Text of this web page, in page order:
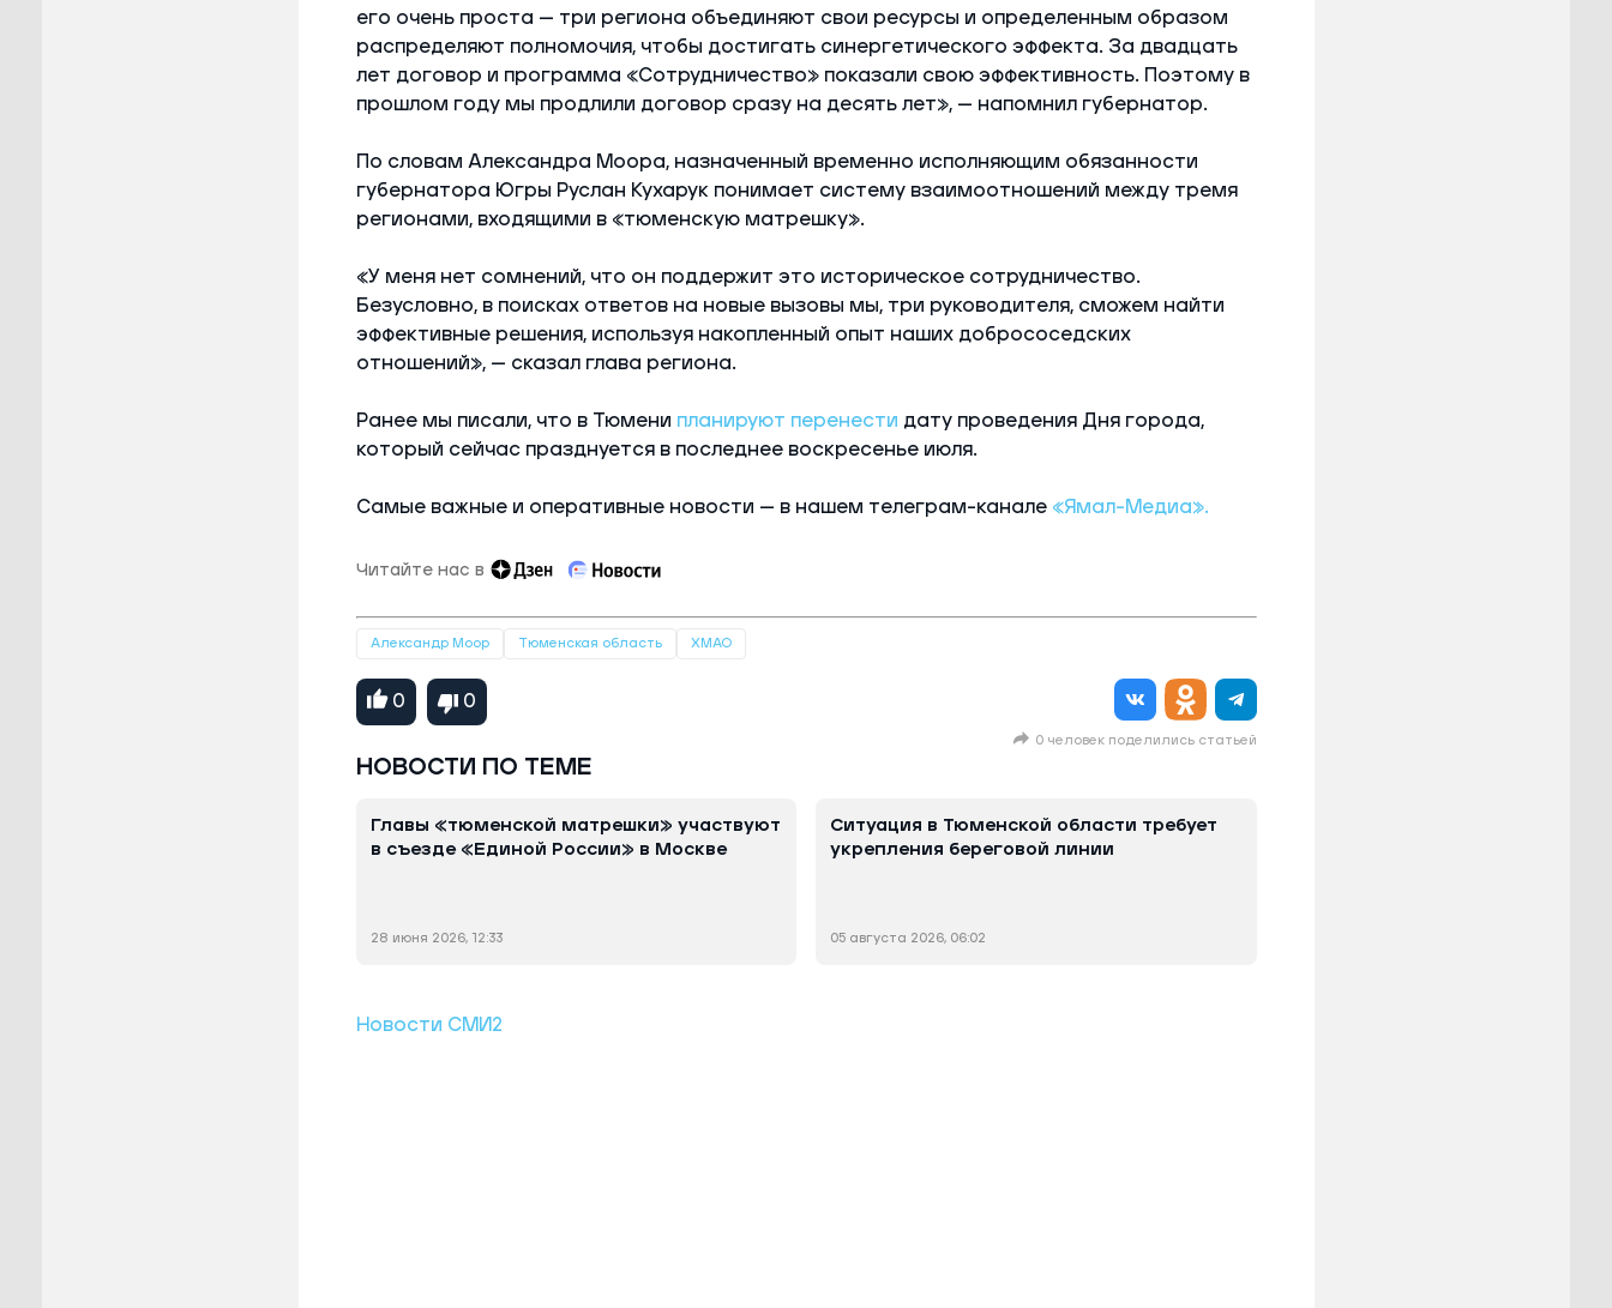
его очень проста — три региона объединяют свои ресурсы и определенным образом
распределяют полномочия, чтобы достигать синергетического эффекта. За двадцать
лет договор и программа «Сотрудничество» показали свою эффективность. Поэтому в
прошлом году мы продлили договор сразу на десять лет», — напомнил губернатор.
По словам Александра Моора, назначенный временно исполняющим обязанности
губернатора Югры Руслан Кухарук понимает систему взаимоотношений между тремя
регионами, входящими в «тюменскую матрешку».
«У меня нет сомнений, что он поддержит это историческое сотрудничество.
Безусловно, в поисках ответов на новые вызовы мы, три руководителя, сможем найти
эффективные решения, используя накопленный опыт наших добрососедских
отношений», — сказал глава региона.
Ранее мы писали, что в Тюмени планируют перенести дату проведения Дня города,
который сейчас празднуется в последнее воскресенье июля.
Самые важные и оперативные новости — в нашем телеграм-канале«Ямал-Медиа».
Читайте нас в
Александр Моор Тюменская область ХМАО
0 0
0 человек поделились статьей
НОВОСТИ ПО ТЕМЕ
Главы «тюменской матрешки» участвуют
в съезде «Единой России» в Москве
28 июня 2026, 12:33
Ситуация в Тюменской области требует
укрепления береговой линии
05 августа 2026, 06:02
Новости СМИ2